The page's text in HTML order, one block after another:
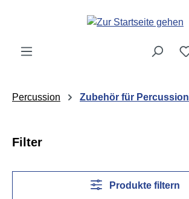
Zum Hauptinhalt springen
Percussion Zubehör für Percussion
Filter
Produkte filtern